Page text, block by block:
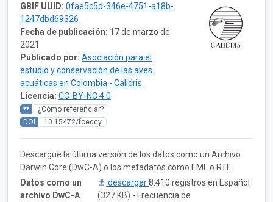
GBIF UUID: 0fae5c5d-346e-4751-a18b-
1247dbd69326
Fecha de publicación: 17 de marzo de
2021
Publicado por: Asociación para el
estudio y conservación de las aves
acuáticas en Colombia - Calidris
Licencia: CC-BY-NC 4.0
¿Cómo referenciar?
DOI
10.15472/fceqcy
Descargue la última versión de los datos como un Archivo
Darwin Core (DwC-A) o los metadatos como EML o RTF:
Datos como un
archivo DwC-A
descargar8.410 registros en Español
(327 KB) - Frecuencia de